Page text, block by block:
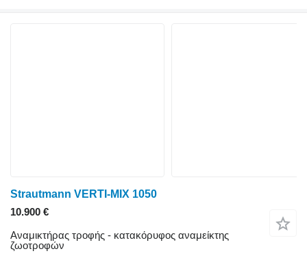
Strautmann VERTI-MIX 1050
10.900 €
Αναμικτήρας τροφής - κατακόρυφος αναμείκτης
ζωοτροφών